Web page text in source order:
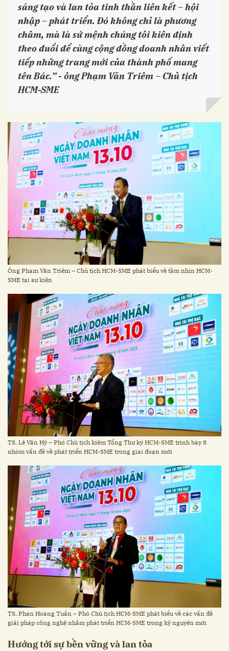
sáng tạo và lan tỏa tinh thần liên kết – hội
nhập – phát triển. Đó không chỉ là phương
châm, mà là sứ mệnh chúng tôi kiên định
theo đuổi để cùng cộng đồng doanh nhân viết
tiếp những trang mới của thành phố mang
tên Bác.” - ông Phạm Văn Triêm – Chủ tịch
HCM-SME
Ông Phạm Văn Triêm – Chủ tịch HCM-SME phát biểu về tầm nhìn HCM-
SME tại sự kiện
TS. Lê Văn Hỷ – Phó Chủ tịch kiêm Tổng Thư ký HCM-SME trình bày 8
nhóm vấn đề về phát triển HCM-SME trong giai đoạn mới
TS. Phan Hoàng Tuấn – Phó Chủ tịch HCM-SME phát biểu về các vấn đề
giải pháp công nghệ nhằm phát triển HCM-SME trong kỷ nguyên mới
Hướng tới sự bền vững và lan tỏa